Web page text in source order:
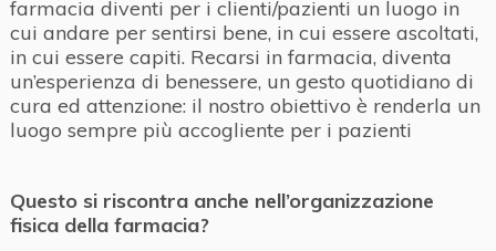
farmacia diventi per i clienti/pazienti un luogo in
cui andare per sentirsi bene, in cui essere ascoltati,
in cui essere capiti. Recarsi in farmacia, diventa
un’esperienza di benessere, un gesto quotidiano di
cura ed attenzione: il nostro obiettivo è renderla un
luogo sempre più accogliente per i pazienti
Questo si riscontra anche nell’organizzazione
fisica della farmacia?